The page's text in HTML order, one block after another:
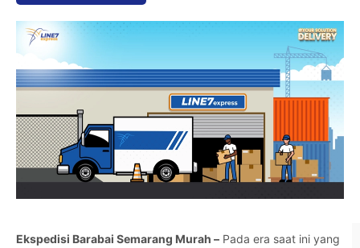
Ekspedisi Barabai Semarang Murah – Pada era saat ini yang